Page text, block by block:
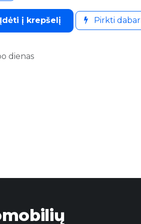
į krepšelį Pirkti dabar
dienas